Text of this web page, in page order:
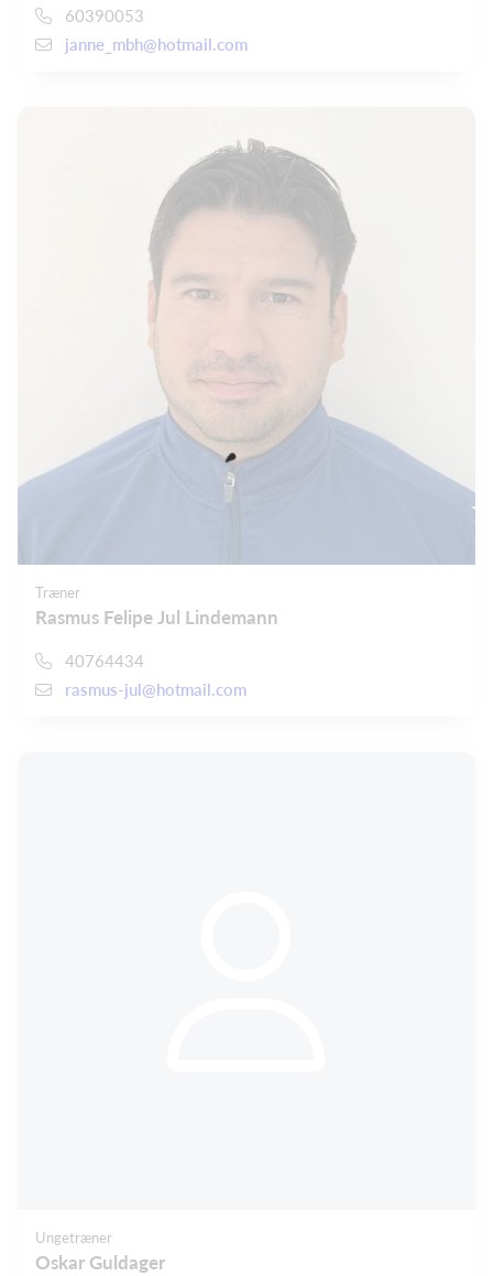
60390053
janne_mbh@hotmail.com
Træner
Rasmus Felipe Jul Lindemann
40764434
rasmus-jul@hotmail.com
Ungetræner
Oskar Guldager